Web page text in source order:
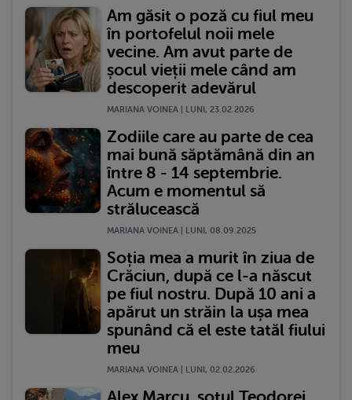
Am găsit o poză cu fiul meu
în portofelul noii mele
vecine. Am avut parte de
șocul vieții mele când am
descoperit adevărul
MARIANA VOINEA | LUNI, 23.02.2026
Zodiile care au parte de cea
mai bună săptămână din an
între 8 - 14 septembrie.
Acum e momentul să
strălucească
MARIANA VOINEA | LUNI, 08.09.2025
Soția mea a murit în ziua de
Crăciun, după ce l-a născut
pe fiul nostru. După 10 ani a
apărut un străin la ușa mea
spunând că el este tatăl fiului
meu
MARIANA VOINEA | LUNI, 02.02.2026